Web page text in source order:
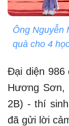
Ông Nguyễn
quà cho 4
Đại diện 986
Hương Sơn,
2B) - thí
đã gửi lời